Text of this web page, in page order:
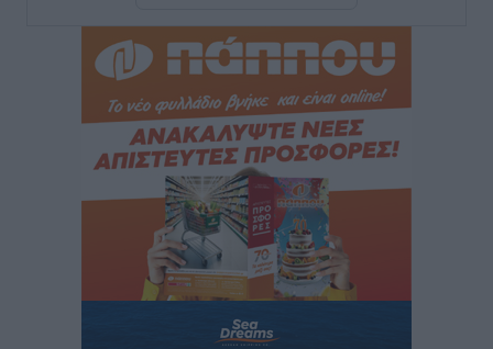
Το εκλογικό ρολόι του Μαξίμου χτυπά τέλη Μαΐου του
Τοπικές Ειδήσεις πριν 2 ώρες
ΦΟΔΣΑ Νοτίου Αιγαίου: «Δεν ζητάμε ασυλία – ζητάμε
θεσμική προστασία της αυτοδιοίκησης»
πριν 2 ώρες
Στη διαδικασία της απευθείας διαπραγμάτευσης ο
Δήμος Ρόδου για τη ναυαγοσωστική κάλυψη των